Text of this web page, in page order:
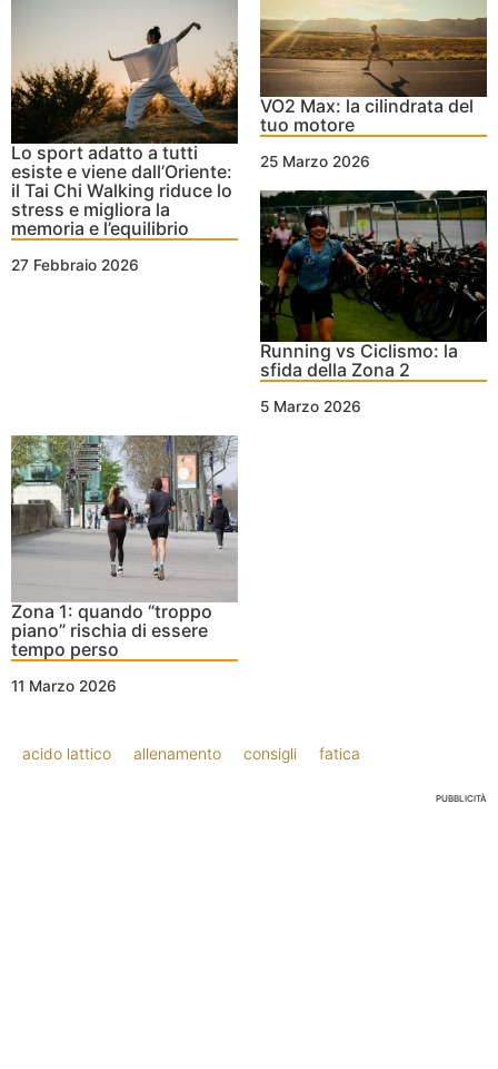
Lo sport adatto a tutti
esiste e viene dall’Oriente:
il Tai Chi Walking riduce lo
stress e migliora la
memoria e l’equilibrio
27 Febbraio 2026
VO2 Max: la cilindrata del
tuo motore
25 Marzo 2026
Running vs Ciclismo: la
sfida della Zona 2
5 Marzo 2026
Zona 1: quando “troppo
piano” rischia di essere
tempo perso
11 Marzo 2026
acido lattico allenamento consigli fatica
PUBBLICITÀ